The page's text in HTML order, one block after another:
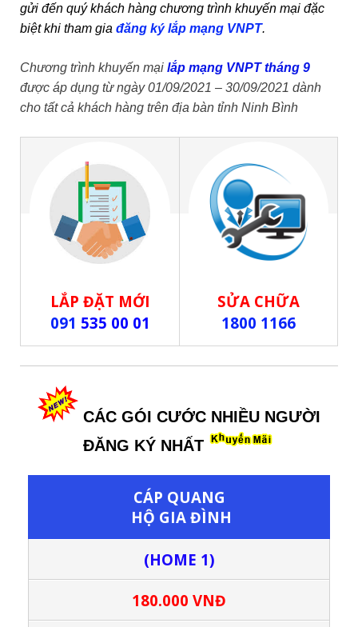
gửi đến quý khách hàng chương trình khuyến mại đặc
biệt khi tham gia đăng ký lắp mạng VNPT.
Chương trình khuyến mại lắp mạng VNPT tháng 9
được áp dụng từ ngày 01/09/2021 – 30/09/2021 dành
cho tất cả khách hàng trên địa bàn tỉnh Ninh Bình
LẮP ĐẶT MỚI
091 535 00 01
SỬA CHỮA
1800 1166
CÁC GÓI CƯỚC NHIỀU NGƯỜI
ĐĂNG KÝ NHẤT
CÁP QUANG
HỘ GIA ĐÌNH
(HOME 1)
180.000 VNĐ